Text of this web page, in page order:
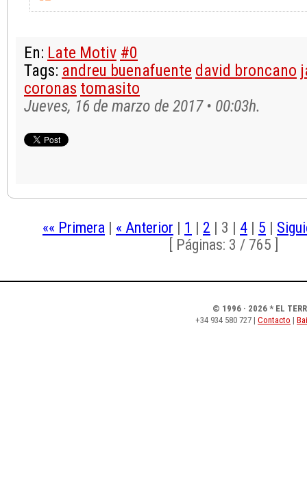
En: Late Motiv #0
Tags: andreu buenafuente david broncano
coronas tomasito
Jueves, 16 de marzo de 2017 • 00:03h.
«« Primera | « Anterior | 1 | 2 | 3 | 4 | 5 |
[ Páginas: 3 / 765 ]
© 1996 · 2026 * EL
+34 934 580 727 | Contacto |